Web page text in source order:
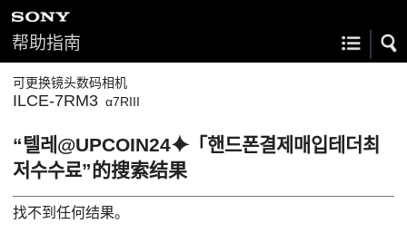
帮助指南
可更换镜头数码相机
ILCE-7RM3 α7RIII
“텔레@UPCOIN24⯌「핸드폰결제매입테더최
저수수료”的搜索结果
找不到任何结果。